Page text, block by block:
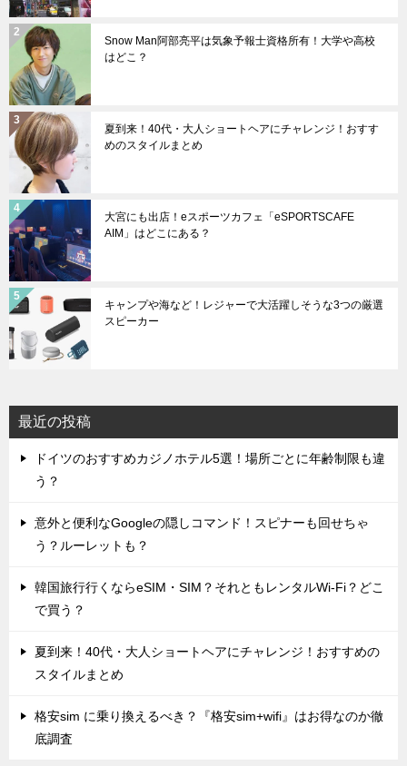
Snow Man阿部亮平は気象予報士資格所有！大学や高校
はどこ？
夏到来！40代・大人ショートヘアにチャレンジ！おすす
めのスタイルまとめ
大宮にも出店！eスポーツカフェ「eSPORTSCAFE
AIM」はどこにある？
キャンプや海など！レジャーで大活躍しそうな3つの厳選
スピーカー
最近の投稿
ドイツのおすすめカジノホテル5選！場所ごとに年齢制限も違
う？
意外と便利なGoogleの隠しコマンド！スピナーも回せちゃ
う？ルーレットも？
韓国旅行行くならeSIM・SIM？それともレンタルWi-Fi？どこ
で買う？
夏到来！40代・大人ショートヘアにチャレンジ！おすすめの
スタイルまとめ
格安sim に乗り換えるべき？『格安sim+wifi』はお得なのか徹
底調査